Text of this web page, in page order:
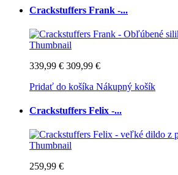
Crackstuffers Frank -...
339,99 € 309,99 €
Pridať do košíka Nákupný košík
Crackstuffers Felix -...
259,99 €